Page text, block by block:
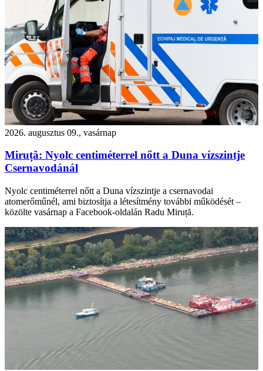
2026. augusztus 09., vasárnap
Miruță: Nyolc centiméterrel nőtt a Duna vízszintje
Csernavodánál
Nyolc centiméterrel nőtt a Duna vízszintje a csernavodai
atomerőműnél, ami biztosítja a létesítmény további működését –
közölte vasárnap a Facebook-oldalán Radu Miruță.